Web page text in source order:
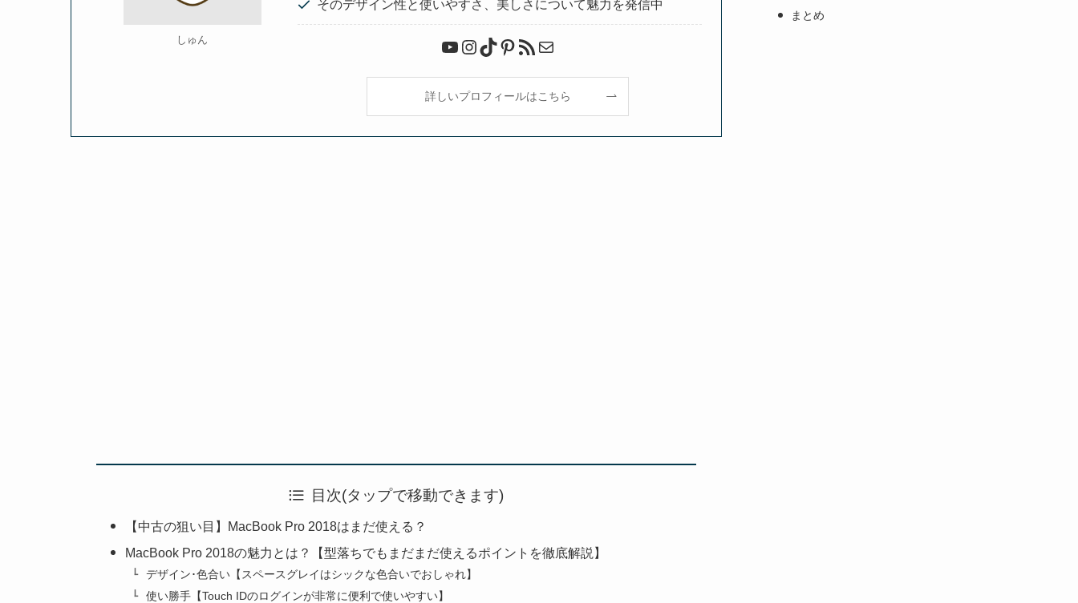
しゅん
そのデザイン性と使いやすさ、美しさについて魅力を発信中
YouTube Instagram TikTok Pinterest RSS フィードメール
詳しいプロフィールはこちら
目次(タップで移動できます)
【中古の狙い目】MacBook Pro 2018はまだ使える？
MacBook Pro 2018の魅力とは？【型落ちでもまだまだ使えるポイントを徹底解説】
デザイン･色合い【スペースグレイはシックな色合いでおしゃれ】
使い勝手【Touch IDのログインが非常に便利で使いやすい】
まとめ